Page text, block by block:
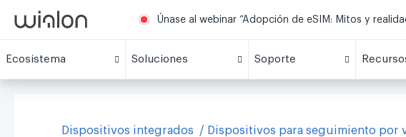
Únase al webinar “Adopción de eSIM: Mitos y
Ecosistema Soluciones Soporte
Dispositivos integrados Dispositivos para seguimiento por